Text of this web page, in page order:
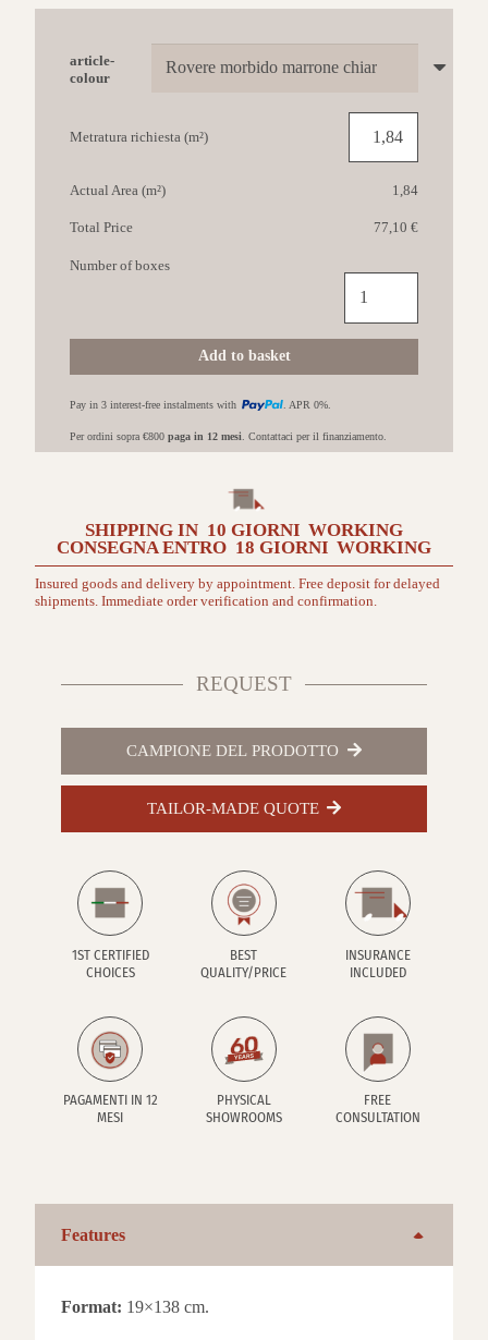
article-
colour
Metratura richiesta (m²)
Actual Area (m²) 1,84
Total Price 77,10 €
STEP
Impressive
chiaro
quantità
Add to basket
Number of boxes
Pay in 3 interest-free instalments with . APR 0%.
Per ordini sopra €800 paga in 12 mesi . Contattaci per il finanziamento.
SHIPPING IN 10 GIORNI WORKING
CONSEGNA ENTRO 18 GIORNI WORKING
Insured goods and delivery by appointment. Free deposit for delayed
shipments. Immediate order verification and confirmation.
REQUEST
CAMPIONE DEL PRODOTTO
TAILOR-MADE QUOTE
1ST CERTIFIED
CHOICES
BEST
QUALITY/PRICE
INSURANCE
INCLUDED
PAGAMENTI IN 12
MESI
PHYSICAL
SHOWROOMS
FREE
CONSULTATION
Features
Format: 19×138 cm.